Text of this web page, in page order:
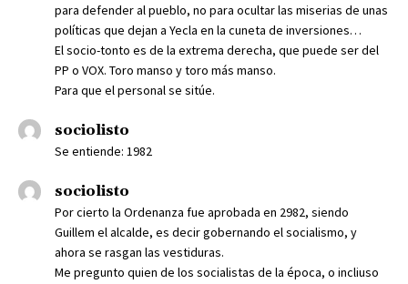
para defender al pueblo, no para ocultar las miserias de unas
políticas que dejan a Yecla en la cuneta de inversiones…
El socio-tonto es de la extrema derecha, que puede ser del
PP o VOX. Toro manso y toro más manso.
Para que el personal se sitúe.
sociolisto
Se entiende: 1982
sociolisto
Por cierto la Ordenanza fue aprobada en 2982, siendo
Guillem el alcalde, es decir gobernando el socialismo, y
ahora se rasgan las vestiduras.
Me pregunto quien de los socialistas de la época, o incliuso